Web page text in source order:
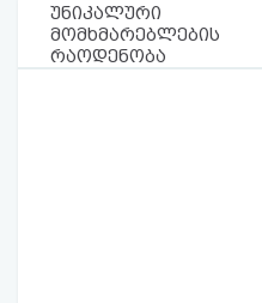
უნიკალური
მომხმარებლების
რაოდენობა